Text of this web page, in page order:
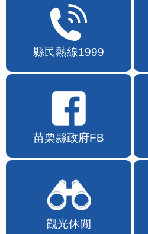
縣民熱線1999
苗栗縣政府FB
觀光休閒